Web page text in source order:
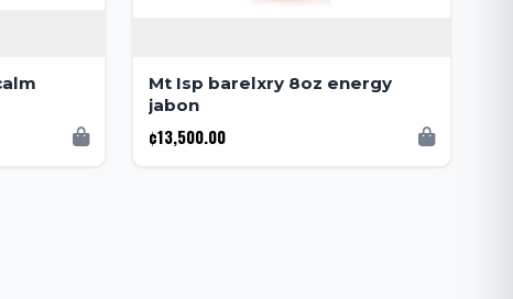
Mt Isp barelxry 8oz energy
jabon
¢13,500.00